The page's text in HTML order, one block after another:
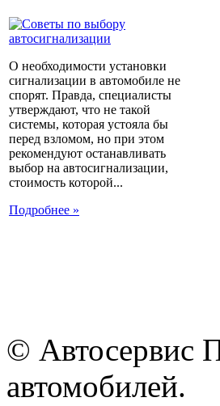
О необходимости установки
сигнализации в автомобиле не
спорят. Правда, специалисты
утверждают, что не такой
системы, которая устояла бы
перед взломом, но при этом
рекомендуют останавливать
выбор на автосигнализации,
стоимость которой...
Подробнее »
© Автосервис
автомобилей.